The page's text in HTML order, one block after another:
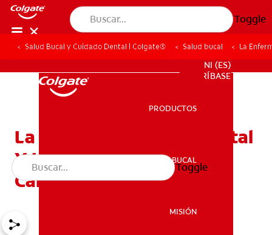
Toggle
SALUD BUCAL
NI (ES)
SUSCRÍBASE
PRODUCTOS
SALUD BUCAL
MISIÓN
Toggle
Salud Bucal y Cuidado Dental | Colgate® Salud bucal La
La Enfermedad Periodontal
Y La Enfermedad
Cardiovascular